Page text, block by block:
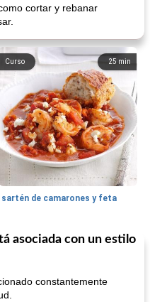
cortar y rebanar
25 min
Curso
sartén de camarones y feta
25min
Bollosasociada con un estilo
constantemente